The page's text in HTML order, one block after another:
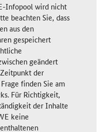
Infopool wird nicht
beachten Sie, dass
aus den
gespeichert
geändert
der
finden Sie am
Für Richtigkeit,
der Inhalte
keine